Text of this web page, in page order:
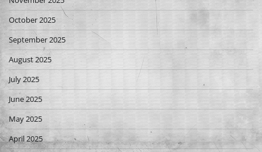
October 2025
September 2025
August 2025
July 2025
June 2025
May 2025
April 2025